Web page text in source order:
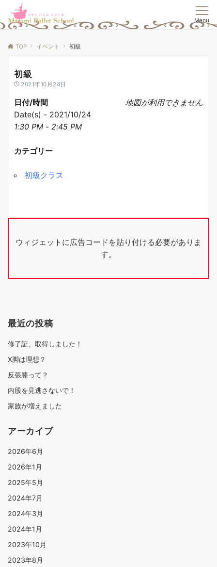
Menu
TOP イベント 初級
初級
2021年10月24日
地図が利用できません
日付/時間
Date(s) - 2021/10/24
1:30 PM - 2:45 PM
カテゴリー
初級クラス
ウィジェットに広告コードを貼り付ける必要がありま
す。
最近の投稿
修了証、取得しました！
X脚は理想？
反張膝って？
内股を見逃さないで！
家族が増えました
アーカイブ
2026年6月
2026年1月
2025年5月
2024年7月
2024年3月
2024年1月
2023年10月
2023年8月